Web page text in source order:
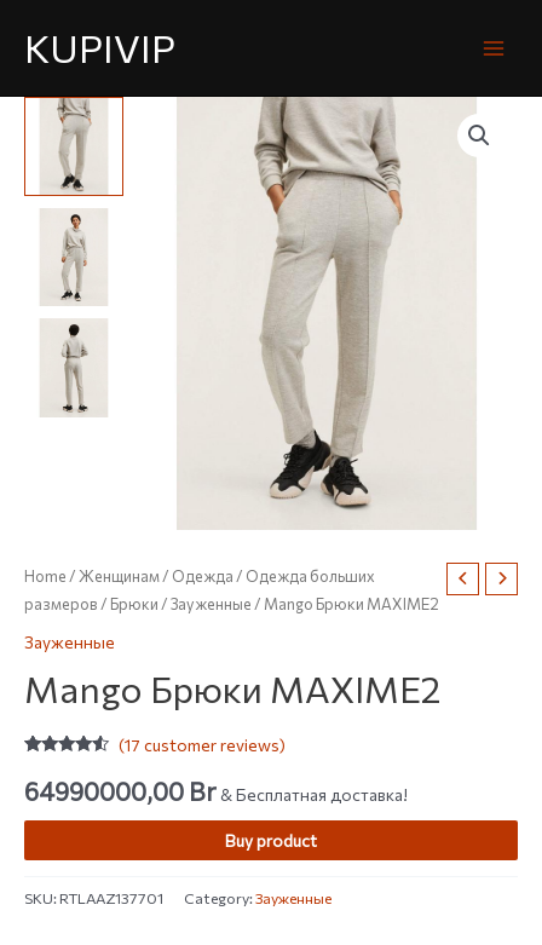
KUPIVIP
Home/Женщинам/ Одежда/ Одежда больших
размеров/ Брюки/Зауженные/ Mango Брюки MAXIME2
Зауженные
Mango Брюки MAXIME2
out of 5
based on
(17 customer reviews)
64990000,00 Br& Бесплатная доставка!
Buy product
SKU:RTLAAZ137701 Category:Зауженные